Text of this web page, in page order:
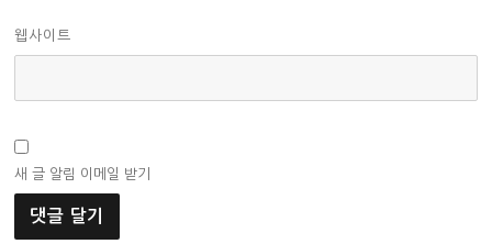
웹사이트
새 글 알림 이메일 받기